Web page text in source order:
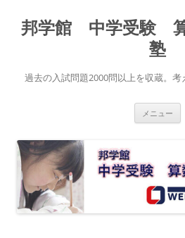
テ
ン
キ
ッ
邦学館 中学受験
塾
過去の入試問題2000問以上を収蔵。考
メニュー